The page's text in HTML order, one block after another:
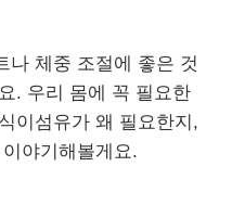
나 체중 조절에 좋은 것
. 우리 몸에 꼭 필요한
이섬유가 왜 필요한지,
야기해볼게요.